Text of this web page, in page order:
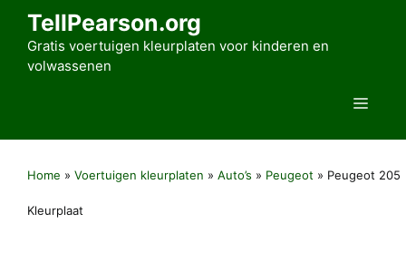
TellPearson.org
Gratis voertuigen kleurplaten voor kinderen en
volwassenen
Menu
Home » Voertuigen kleurplaten » Auto’s » Peugeot » Peugeot 205
Kleurplaat